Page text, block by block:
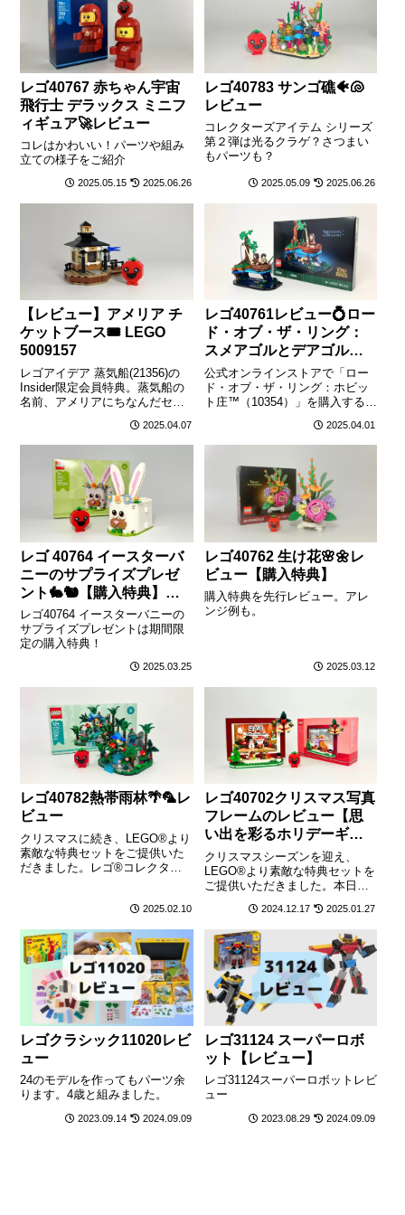
レゴ40767 赤ちゃん宇宙
飛行士 デラックス ミニフ
ィギュア🚀レビュー
コレはかわいい！パーツや組み
立ての様子をご紹介
2025.05.15 2025.06.26
レゴ40783 サンゴ礁🐠🐚
レビュー
コレクターズアイテム シリーズ
第２弾は光るクラゲ？さつまい
もパーツも？
2025.05.09 2025.06.26
【レビュー】アメリア チ
ケットブース🎟️ LEGO
5009157
レゴアイデア 蒸気船(21356)の
Insider限定会員特典。蒸気船の
名前、アメリアにちなんだセッ
2025.04.07
レゴ40761レビュー💍ロー
ド・オブ・ザ・リング：
スメアゴルとデアゴル
【購入特典】
公式オンラインストアで「ロー
ド・オブ・ザ・リング：ホビッ
ト庄™（10354）」を購入すると
2025.04.01
レゴ 40764 イースターバ
ニーのサプライズプレゼ
ント🐇🐿️【購入特典】レ
ビュー
レゴ40764 イースターバニーの
サプライズプレゼントは期間限
定の購入特典！
2025.03.25
レゴ40762 生け花🌸🌼レ
ビュー【購入特典】
購入特典を先行レビュー。アレ
ンジ例も。
2025.03.12
レゴ40782熱帯雨林🌴🦜レ
ビュー
クリスマスに続き、LEGO®より
素敵な特典セットをご提供いた
だきました。レゴ®コレクター
（40782）」をご紹介します。製
うございます！製品名：LEGO...
2025.02.10
レゴ40702クリスマス写真
フレームのレビュー【思
い出を彩るホリデーギフ
ト】
クリスマスシーズンを迎え、
LEGO®より素敵な特典セットを
ご提供いただきました。本日は
（40702）」をご紹介します。
(adsbygoogle =
window.adsbygoogle ||
[]).push({}...
2024.12.17 2025.01.27
レゴクラシック11020レビ
ュー
24のモデルを作ってもパーツ余
ります。4歳と組みました。
2023.09.14 2024.09.09
レゴ31124 スーパーロボ
ット【レビュー】
レゴ31124スーパーロボットレビ
ュー
2023.08.29 2024.09.09